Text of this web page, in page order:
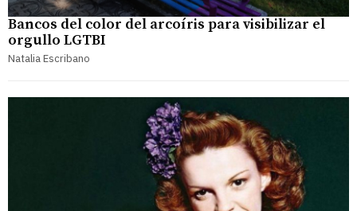
Bancos del color del arcoíris para visibilizar el
orgullo LGTBI
Natalia Escribano